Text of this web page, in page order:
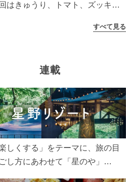
はきゅうり、トマト、ズッキー
光をたっぷりあびた夏野菜は栄養
すべて見る
連載
しくする」をテーマに、旅の目
し方にあわせて「星のや」